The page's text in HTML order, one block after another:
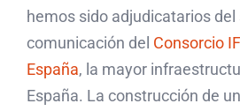
hemos sido adjudicatarios del
comunicación del Consorcio
España, la mayor
España. La construcción de